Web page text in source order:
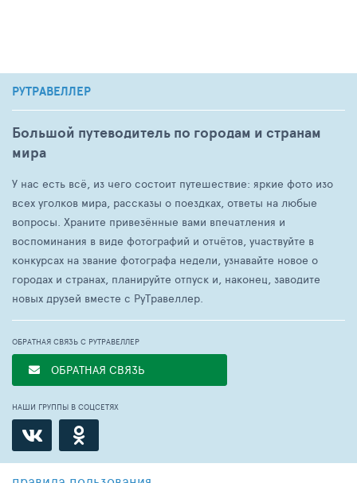
РУТРАВЕЛЛЕР
Большой путеводитель по городам и странам
мира
У нас есть всё, из чего состоит путешествие: яркие фото изо
всех уголков мира, рассказы о поездках, ответы на любые
вопросы. Храните привезённые вами впечатления и
воспоминания в виде фотографий и отчётов, участвуйте в
конкурсах на звание фотографа недели, узнавайте новое о
городах и странах, планируйте отпуск и, наконец, заводите
новых друзей вместе с РуТравеллер.
ОБРАТНАЯ СВЯЗЬ С РУТРАВЕЛЛЕР
ОБРАТНАЯ СВЯЗЬ
НАШИ ГРУППЫ В СОЦСЕТЯХ